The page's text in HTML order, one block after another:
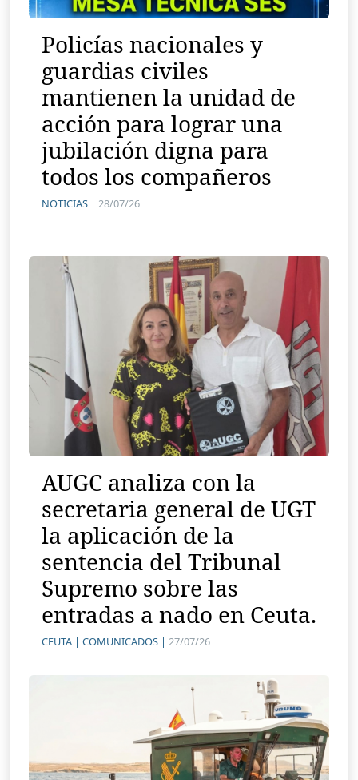
Policías nacionales y
guardias civiles
mantienen la unidad de
acción para lograr una
jubilación digna para
todos los compañeros
NOTICIAS | 28/07/26
AUGC analiza con la
secretaria general de UGT
la aplicación de la
sentencia del Tribunal
Supremo sobre las
entradas a nado en Ceuta.
CEUTA | COMUNICADOS | 27/07/26